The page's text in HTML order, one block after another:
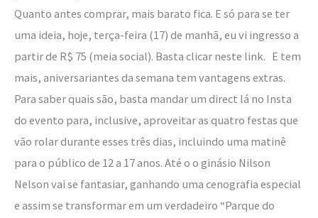
Quanto antes comprar, mais barato fica. E só para se ter
uma ideia, hoje, terça-feira (17) de manhã, eu vi ingresso a
partir de R$ 75 (meia social). Basta clicar neste link. E tem
mais, aniversariantes da semana tem vantagens extras.
Para saber quais são, basta mandar um direct lá no Insta
do evento para, inclusive, aproveitar as quatro festas que
vão rolar durante esses três dias, incluindo uma matinê
para o público de 12 a 17 anos. Até o o ginásio Nilson
Nelson vai se fantasiar, ganhando uma cenografia especial
e assim se transformar em um verdadeiro “Parque do